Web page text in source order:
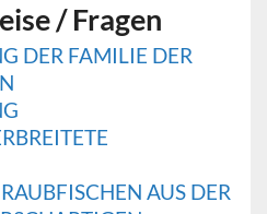
/ Fragen
DER FAMILIE DER
AUS DER